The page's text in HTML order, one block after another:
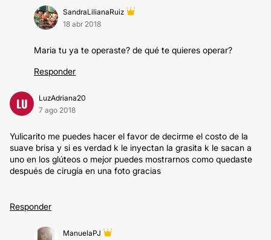
SandraLilianaRuiz
18 abr 2018
Maria tu ya te operaste? de qué te quieres operar?
Responder
LU
LuzAdriana20
7 ago 2018
Yulicarito me puedes hacer el favor de decirme el costo de la
suave brisa y si es verdad k le inyectan la grasita k le sacan a
uno en los glúteos o mejor puedes mostrarnos como quedaste
después de cirugía en una foto gracias
Responder
ManuelaPJ